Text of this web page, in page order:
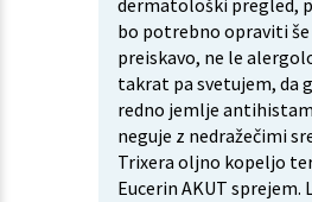
dermatološki pregled,
bo potrebno opraviti
preiskavo, ne le
takrat pa svetujem, da
redno jemlje
neguje z nedražečimi
Trixera oljno kopeljo
Eucerin AKUT sprejem.